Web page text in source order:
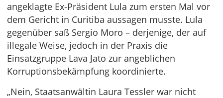
angeklagte Ex-Präsident Lula zum ersten Mal vor
dem Gericht in Curitiba aussagen musste. Lula
gegenüber saß Sergio Moro – derjenige, der auf
illegale Weise, jedoch in der Praxis die
Einsatzgruppe Lava Jato zur angeblichen
Korruptionsbekämpfung koordinierte.
„Nein, Staatsanwältin Laura Tessler war nicht